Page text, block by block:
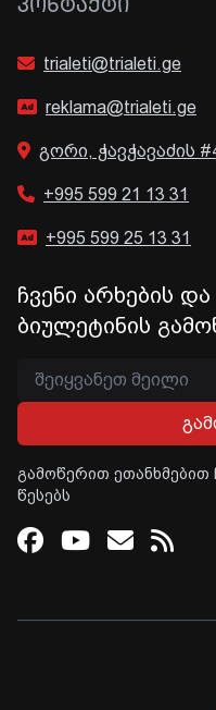
ᲙᲝᲜᲢᲐᲥᲢᲘ
trialeti@trialeti.ge
reklama@trialeti.ge
გორი, ჭავჭავაძის
+995 599 21 13 31
+995 599 25 13 31
ჩვენი არხების
ბიულეტინის
გამოწერით ეთანხმებით
წესებს
Facebook
Youtube
Email
RSS